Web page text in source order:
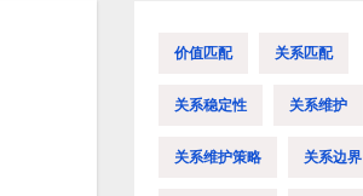
价值匹配 关系匹配
关系稳定性 关系维护
关系维护策略 关系边界